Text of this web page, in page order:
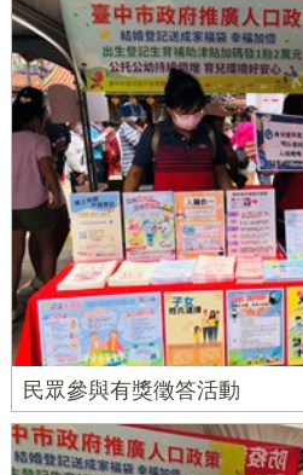
民眾參與有獎徵答活動